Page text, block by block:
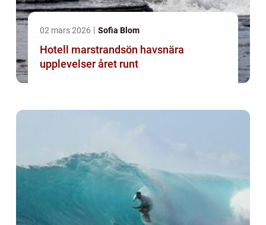
02 mars 2026 Sofia Blom
Hotell marstrandsön havsnära
upplevelser året runt